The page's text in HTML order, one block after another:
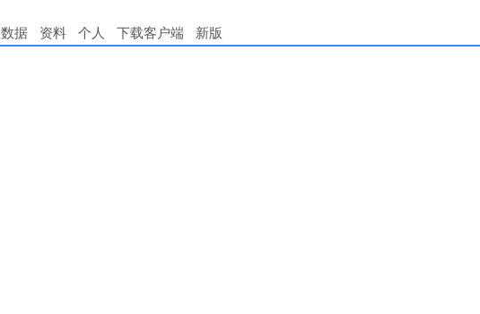
数据 资料 个人 下载客户端 新版